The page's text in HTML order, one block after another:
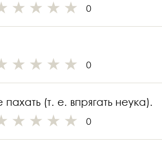
0
0
(т. е. впрягать неука).
0